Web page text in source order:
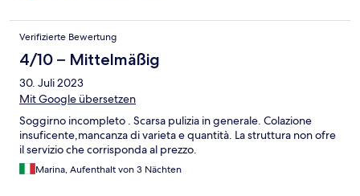
Verifizierte Bewertung
4/10 – Mittelmäßig
30. Juli 2023
Mit Google übersetzen
Soggirno incompleto . Scarsa pulizia in generale. Colazione
insuficente,mancanza di varieta e quantità. La struttura non ofre
il servizio che corrisponda al prezzo.
Marina, Aufenthalt von 3 Nächten